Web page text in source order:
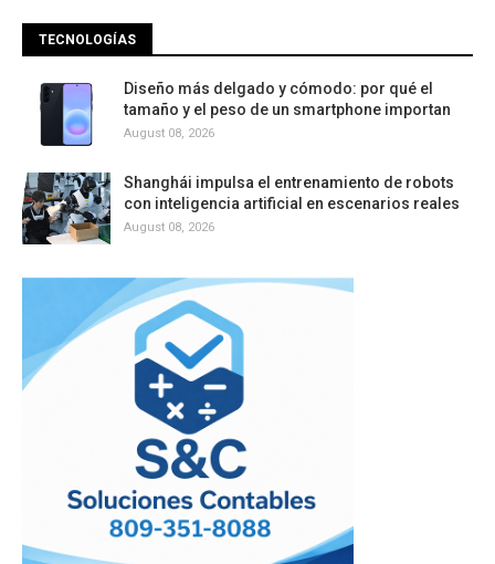
TECNOLOGÍAS
Diseño más delgado y cómodo: por qué el
tamaño y el peso de un smartphone importan
August 08, 2026
Shanghái impulsa el entrenamiento de robots
con inteligencia artificial en escenarios reales
August 08, 2026